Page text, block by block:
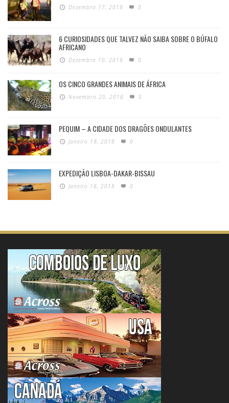
Dezembro 17, 2018 0
6 CURIOSIDADES QUE TALVEZ NÃO SAIBA SOBRE O BÚFALO
AFRICANO
Dezembro 10, 2018 0
OS CINCO GRANDES ANIMAIS DE ÁFRICA
Novembro 20, 2018 0
PEQUIM – A CIDADE DOS DRAGÕES ONDULANTES
Janeiro 19, 2018 0
EXPEDIÇÃO LISBOA-DAKAR-BISSAU
Janeiro 18, 2018 0